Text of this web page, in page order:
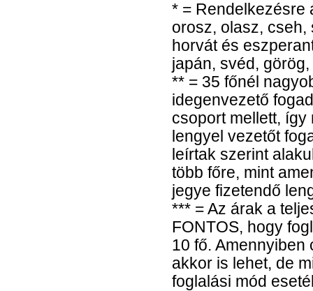
* = Rendelkezésre
orosz, olasz,
horvát és
japán, svéd,
** = 35 főnél
idegenvezető
csoport mellett,
lengyel vezetőt
leírtak szerint
több főre, mint
jegye fizetendő
*** = Az árak a
FONTOS, hogy
10 fő.
akkor is lehet, de
foglalási mód